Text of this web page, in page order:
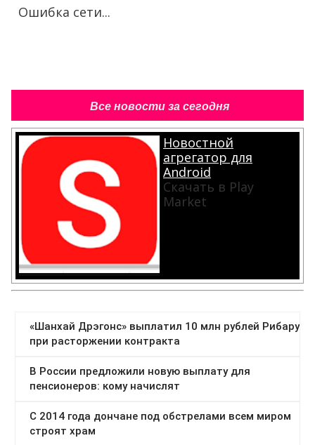
Ошибка сети...
Все новости за сегодня
Новостной
агрегатор для
Android
Скачать в Play
Market